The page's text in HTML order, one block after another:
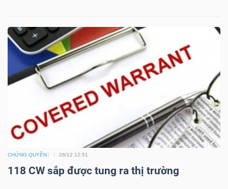
CHỨNG QUYỀN 26/12 12:51
118 CW sắp được tung ra thị trường
Đào
tạo
chính